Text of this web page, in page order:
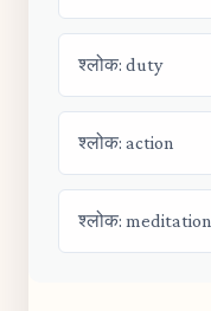
श्लोक: duty
श्लोक: action
श्लोक: meditation